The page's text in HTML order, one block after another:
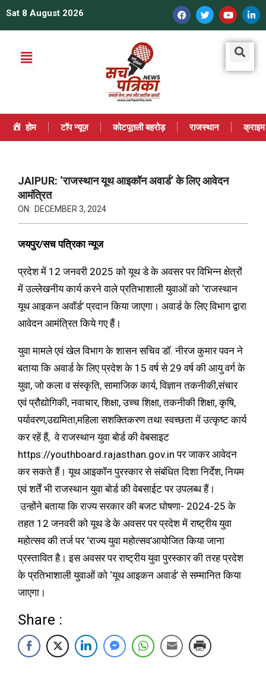
Sat 8 August 2026
होम टॉप न्यूज़ कोटपूतली बहरोड़ राजस्थान क्राइम
JAIPUR: ‘राजस्थान यूथ आइकॉन अवार्ड’ के लिए आवेदन
आमंत्रित
ON: DECEMBER 3, 2024
जयपुर/सच पत्रिका न्यूज
प्रदेश में 12 जनवरी 2025 को यूथ डे के अवसर पर विभिन्न क्षेत्रों
में उल्लेखनीय कार्य करने वाले प्रतिभाशाली युवाओं को ‘राजस्थान
यूथ आइकन अवॉर्ड’ प्रदान किया जाएगा। अवार्ड के लिए विभाग द्वारा
आवेदन आमंत्रित किये गए हैं।
युवा मामले एवं खेल विभाग के शासन सचिव डॉ. नीरज कुमार पवन ने
बताया कि अवार्ड के लिए प्रदेश के 15 वर्ष से 29 वर्ष की आयु वर्ग के
युवा, जो कला व संस्कृति, सामाजिक कार्य, विज्ञान तकनीकी,संचार
एवं प्रौद्योगिकी, नवाचार, शिक्षा, उच्च शिक्षा, तकनीकी शिक्षा, कृषि,
पर्यावरण,उद्यमिता,महिला सशक्तिकरण तथा स्वच्छता में उत्कृष्ट कार्य
कर रहें हैं, वे राजस्थान युवा बोर्ड की वेबसाइट
https://youthboard.rajasthan.gov.in पर जाकर आवेदन
कर सकते हैं। यूथ आइकॉन पुरस्कार से संबंधित दिशा निर्देश, नियम
एवं शर्तें भी राजस्थान युवा बोर्ड की वेबसाईट पर उपलब्ध हैं।
उन्होंने बताया कि राज्य सरकार की बजट घोषणा- 2024-25 के
तहत 12 जनवरी को यूथ डे के अवसर पर प्रदेश में राष्ट्रीय युवा
महोत्सव की तर्ज पर ‘राज्य युवा महोत्सव’आयोजित किया जाना
प्रस्तावित है। इस अवसर पर राष्ट्रीय युवा पुरस्कार की तरह प्रदेश
के प्रतिभाशाली युवाओं को ‘यूथ आइकन अवार्ड’ से सम्मानित किया
जाएगा।
Share :